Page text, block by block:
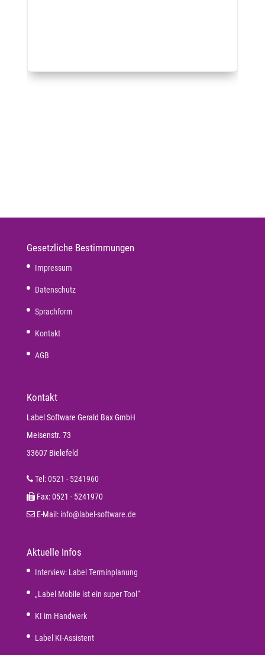
Gesetzliche Bestimmungen
Impressum
Datenschutz
Sprachform
Kontakt
AGB
Kontakt
Label Software Gerald Bax GmbH
Meisenstr. 73
33607 Bielefeld
Tel:0521 - 5241960
Fax: 0521 - 5241970
E-Mail: info@label-software.de
Aktuelle Infos
Interview: Label Terminplanung
„Label Mobile ist ein super Tool“
KI im Handwerk
Label KI-Assistent